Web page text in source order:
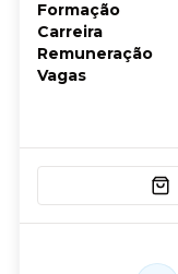
Formação
Carreira
Remuneração
Vagas